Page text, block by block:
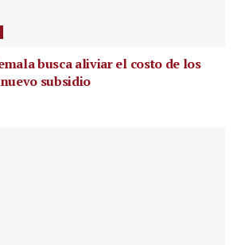
busca aliviar el costo de los
subsidio